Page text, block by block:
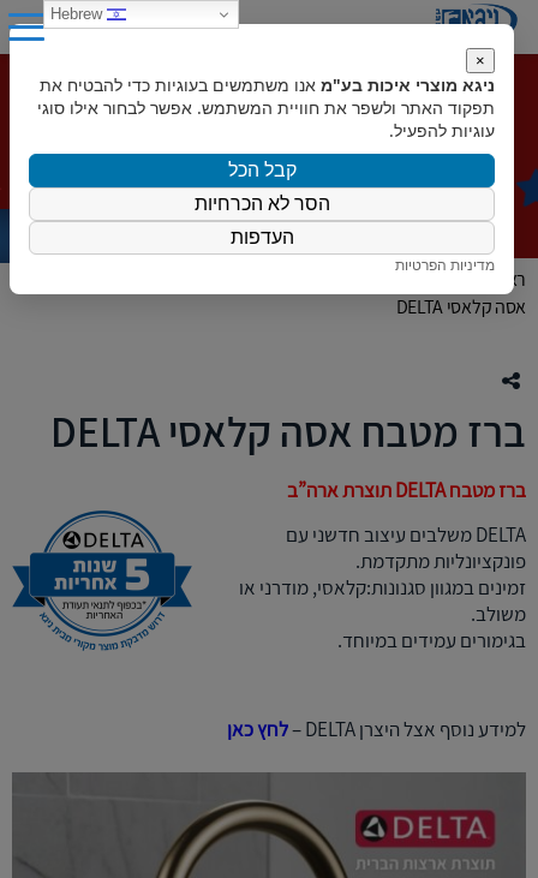
ברז מטבח אסה קלאסי DELTA
ראשי
אסה קלאסי DELTA
ברז מטבח אסה קלאסי DELTA
ברז מטבח DELTA תוצרת ארה”ב
DELTA משלבים עיצוב חדשני עם
פונקציונליות מתקדמת.
זמינים במגוון סגנונות:קלאסי, מודרני או
משולב.
בגימורים עמידים במיוחד.
למידע נוסף אצל היצרן DELTA – לחץ כאן
×
ניגא מוצרי איכות בע"מ אנו משתמשים בעוגיות כדי להבטיח את
תפקוד האתר ולשפר את חוויית המשתמש. אפשר לבחור אילו סוגי
עוגיות להפעיל.
קבל הכל
הסר לא הכרחיות
העדפות
מדיניות הפרטיות
Hebrew